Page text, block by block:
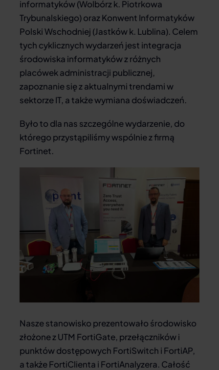
informatyków (Wolbórz k. Piotrkowa
Trybunalskiego) oraz Konwent Informatyków
Polski Wschodniej (Jastków k. Lublina). Celem
tych cyklicznych wydarzeń jest integracja
środowiska informatyków z różnych
placówek administracji publicznej,
zapoznanie się z aktualnymi trendami w
sektorze IT, a także wymiana doświadczeń.
Było to dla nas szczególne wydarzenie, do
którego przystąpiliśmy wspólnie z firmą
Fortinet.
Nasze stanowisko prezentowało środowisko
złożone z UTM FortiGate, przełączników i
punktów dostępowych FortiSwitch i FortiAP,
a także FortiClienta i FortiAnalyzera. Całość